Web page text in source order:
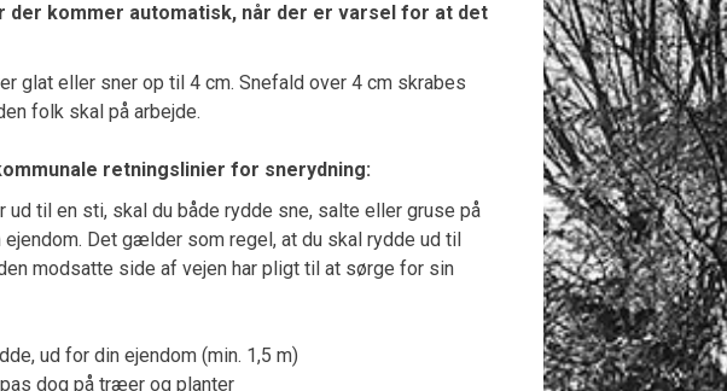
der kommer automatisk, når der er varsel for at det
glat eller sner op til 4 cm. Snefald over 4 cm skrabes
folk skal på arbejde.
retningslinier for snerydning:
til en sti, skal du både rydde sne, salte eller gruse på
Det gælder som regel, at du skal rydde ud til
modsatte side af vejen har pligt til at sørge for sin
ud for din ejendom (min. 1,5 m)
dog på træer og planter